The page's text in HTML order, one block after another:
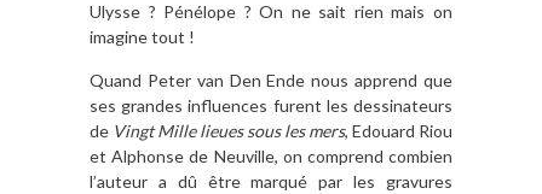
Ulysse ? Pénélope ? On ne sait rien mais on
imagine tout !
Quand Peter van Den Ende nous apprend que
ses grandes influences furent les dessinateurs
de Vingt Mille lieues sous les mers, Edouard Riou
et Alphonse de Neuville, on comprend combien
l’auteur a dû être marqué par les gravures